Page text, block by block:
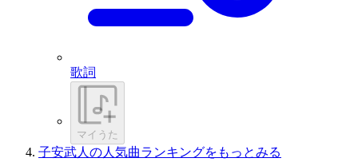
歌詞
マイうた
子安武人の人気曲ランキングをもっとみる